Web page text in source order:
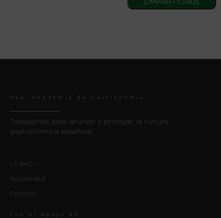
Real Academia de Gastronomía
Trabajamos para difundir y proteger la cultura
gastronómica española.
La RAG
Actualidad
Premios
Con el apoyo de: